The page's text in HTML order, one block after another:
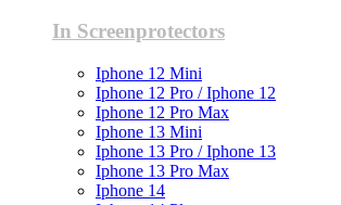
In Screenprotectors
Iphone 12 Mini
Iphone 12 Pro / Iphone 12
Iphone 12 Pro Max
Iphone 13 Mini
Iphone 13 Pro / Iphone 13
Iphone 13 Pro Max
Iphone 14